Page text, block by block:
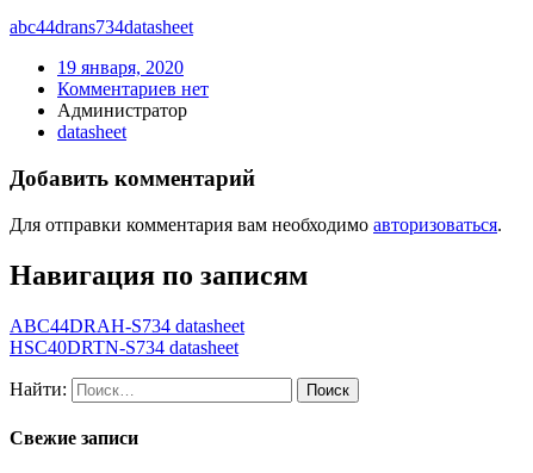
abc44drans734datasheet
19 января, 2020
Комментариев нет
Администратор
datasheet
Добавить комментарий
Для отправки комментария вам необходимо авторизоваться.
Навигация по записям
ABC44DRAH-S734 datasheet
HSC40DRTN-S734 datasheet
Найти:
Свежие записи